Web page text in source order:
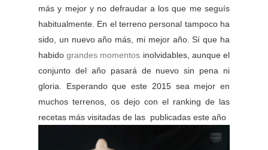
más y mejor y no defraudar a los que me seguís
habitualmente. En el terreno personal tampoco ha
sido, un nuevo año más, mi mejor año. Sí que ha
habidograndes momentos inolvidables, aunque el
conjunto del año pasará de nuevo sin pena ni
gloria. Esperando que este 2015 sea mejor en
muchos terrenos, os dejo con el ranking de las
recetas más visitadas de las publicadas este año